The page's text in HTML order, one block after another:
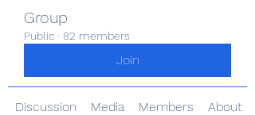
Group
Public · 82 members
Join
Discussion Media Members About